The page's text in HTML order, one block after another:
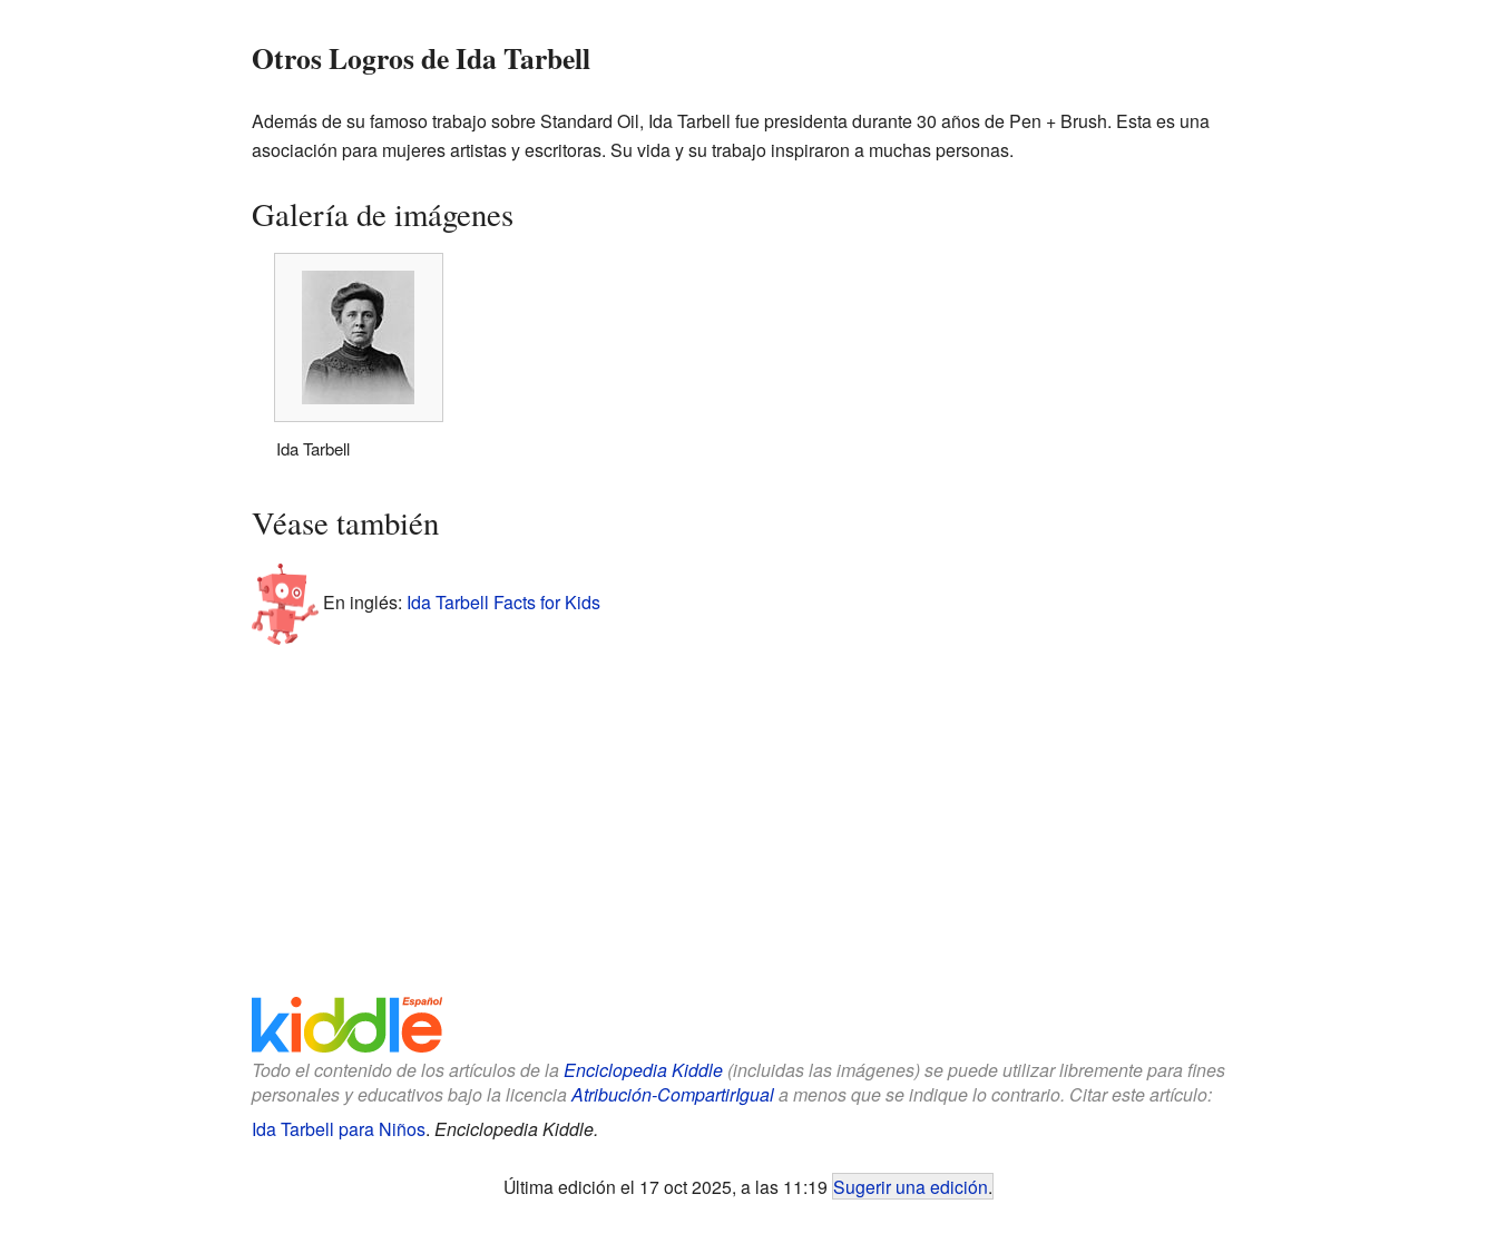
Otros Logros de Ida Tarbell
Además de su famoso trabajo sobre Standard Oil, Ida Tarbell fue presidenta durante 30 años de Pen + Brush. Esta es una
asociación para mujeres artistas y escritoras. Su vida y su trabajo inspiraron a muchas personas.
Galería de imágenes
Ida Tarbell
Véase también
En inglés: Ida Tarbell Facts for Kids
Todo el contenido de los artículos de la Enciclopedia Kiddle(incluidas las imágenes) se puede utilizar libremente para fines
personales y educativos bajo la licencia Atribución-CompartirIguala menos que se indique lo contrario. Citar este artículo:
Ida Tarbell para Niños. Enciclopedia Kiddle.
Última edición el 17 oct 2025, a las 11:19 Sugerir una edición.